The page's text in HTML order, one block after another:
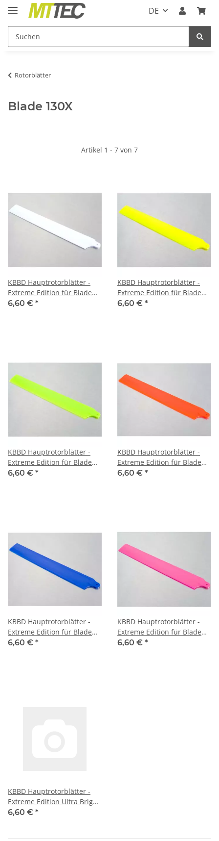
DE
Rotorblätter
Blade 130X
Artikel 1 - 7 von 7
KBBD Hauptrotorblätter -
Extreme Edition für Blade
130X - Pure White
6,60 € *
KBBD Hauptrotorblätter -
Extreme Edition für Blade
130X - Neon Yellow
6,60 € *
KBBD Hauptrotorblätter -
Extreme Edition für Blade
130X - Neon Lime
6,60 € *
KBBD Hauptrotorblätter -
Extreme Edition für Blade
130X - Neon Orange
6,60 € *
KBBD Hauptrotorblätter -
Extreme Edition für Blade
130X - Pearl Blue
6,60 € *
KBBD Hauptrotorblätter -
Extreme Edition für Blade
130X - Hot Pink
6,60 € *
KBBD Hauptrotorblätter -
Extreme Edition Ultra Bright
für Blade 130X - Neon Green
6,60 € *